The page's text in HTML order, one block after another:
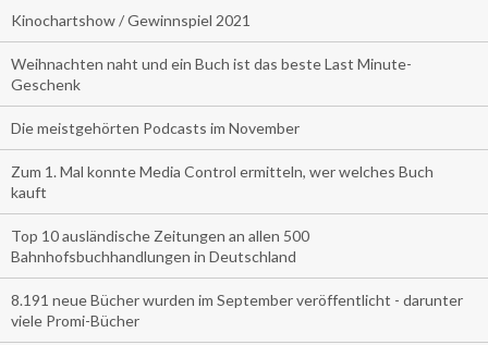
Kinochartshow / Gewinnspiel 2021
Weihnachten naht und ein Buch ist das beste Last Minute-
Geschenk
Die meistgehörten Podcasts im November
Zum 1. Mal konnte Media Control ermitteln, wer welches Buch
kauft
Top 10 ausländische Zeitungen an allen 500
Bahnhofsbuchhandlungen in Deutschland
8.191 neue Bücher wurden im September veröffentlicht - darunter
viele Promi-Bücher